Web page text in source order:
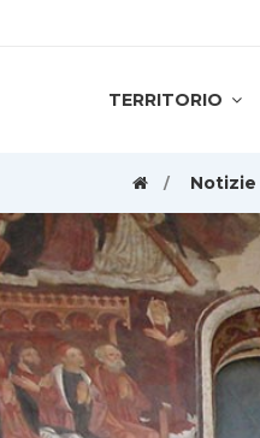
TERRITORIO
Notizie